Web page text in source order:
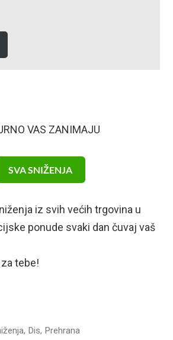
VAS ZANIMAJU
SVA SNIŽENJA
iz svih većih trgovina u
ponude svaki dan čuvaj vaš
tebe!
, Dis, Prehrana